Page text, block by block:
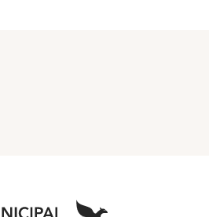
Aller à l'accueil